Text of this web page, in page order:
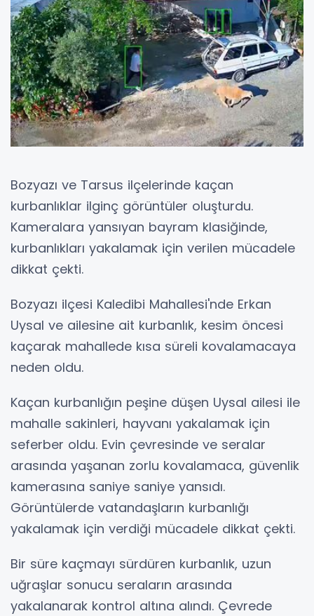
Bozyazı ve Tarsus ilçelerinde kaçan
kurbanlıklar ilginç görüntüler oluşturdu.
Kameralara yansıyan bayram klasiğinde,
kurbanlıkları yakalamak için verilen mücadele
dikkat çekti.
Bozyazı ilçesi Kaledibi Mahallesi'nde Erkan
Uysal ve ailesine ait kurbanlık, kesim öncesi
kaçarak mahallede kısa süreli kovalamacaya
neden oldu.
Kaçan kurbanlığın peşine düşen Uysal ailesi ile
mahalle sakinleri, hayvanı yakalamak için
seferber oldu. Evin çevresinde ve seralar
arasında yaşanan zorlu kovalamaca, güvenlik
kamerasına saniye saniye yansıdı.
Görüntülerde vatandaşların kurbanlığı
yakalamak için verdiği mücadele dikkat çekti.
Bir süre kaçmayı sürdüren kurbanlık, uzun
uğraşlar sonucu seraların arasında
yakalanarak kontrol altına alındı. Çevrede